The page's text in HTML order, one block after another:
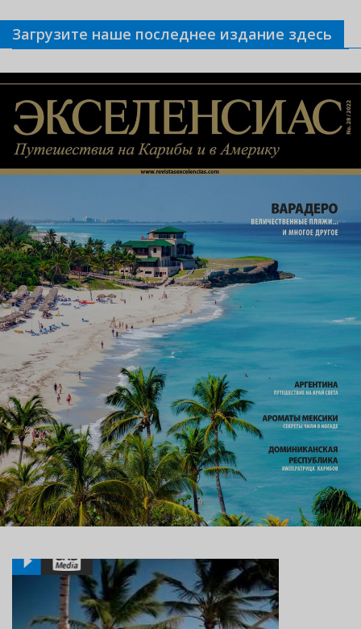
Связанные новости
Загрузите наше последнее издание здесь